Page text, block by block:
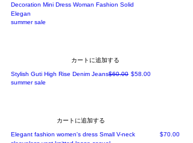
Decoration Mini Dress Woman Fashion Solid
Elegan
summer sale
カートに追加する
Stylish Guti High Rise Denim Jeans通常価格
$60.00 セール価格
$58.00
summer sale
カートに追加する
Elegant fashion women's dress Small V-neck
価格
$70.00